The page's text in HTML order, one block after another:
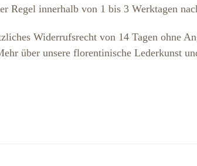
Regel innerhalb von 1 bis 3 Werktagen
Widerrufsrecht von 14 Tagen ohne
über unsere florentinische Lederkunst